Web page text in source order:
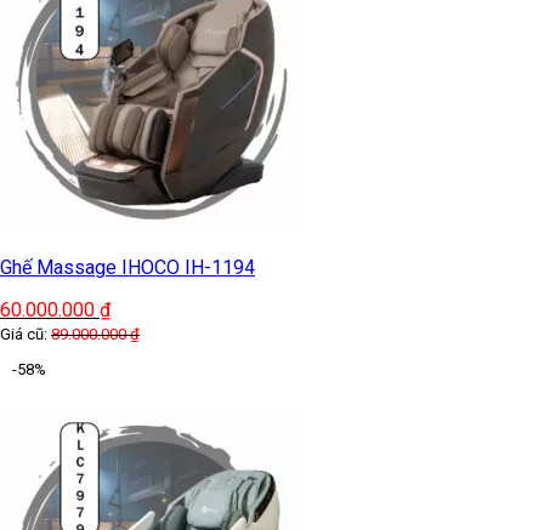
Ghế Massage IHOCO IH-1194
60.000.000 ₫
Giá cũ: 89.000.000₫
-58%